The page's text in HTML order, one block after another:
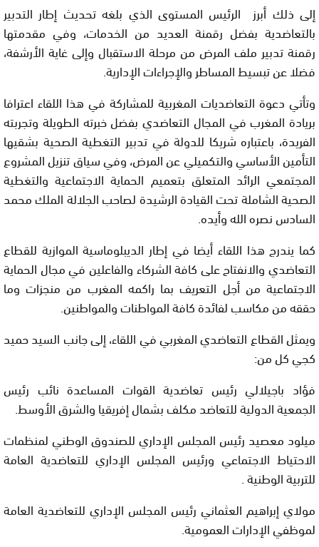
إلى ذلك أبرز الرئيس المستوى الذي بلغه تحديث إطار التدبير
بالتعاضدية بفضل رقمنة العديد من الخدمات، وفي مقدمتها
رقمنة تدبير ملف المرض من مرحلة الاستقبال وإلى غاية الأرشفة،
فضلا عن تبسيط المساطر والإجراءات الإدارية.
وتأتي دعوة التعاضديات المغربية للمشاركة في هذا اللقاء اعترافا
بريادة المغرب في المجال التعاضدي بفضل خبرته الطويلة وتجربته
الفريدة، باعتباره شريكا للدولة في تدبير التغطية الصحية بشقيها
التأمين الأساسي والتكميلي عن المرض، وفي سياق تنزيل المشروع
المجتمعي الرائد المتعلق بتعميم الحماية الاجتماعية والتغطية
الصحية الشاملة تحت القيادة الرشيدة لصاحب الجلالة الملك محمد
السادس نصره الله وأيده.
كما يندرج هذا اللقاء أيضا في إطار الديبلوماسية الموازية للقطاع
التعاضدي والانفتاح على كافة الشركاء والفاعلين في مجال الحماية
الاجتماعية من أجل التعريف بما راكمه المغرب من منجزات وما
حققه من مكاسب لفائدة كافة المواطنات والمواطنين.
ويمثل القطاع التعاضدي المغربي في اللقاء، إلى جانب السيد حميد
كجي كل من:
فؤاد باجيلالي رئيس تعاضدية القوات المساعدة نائب رئيس
الجمعية الدولية للتعاضد مكلف بشمال إفريقيا والشرق الأوسط.
ميلود معصيد رئيس المجلس الإداري للصندوق الوطني لمنظمات
الاحتياط الاجتماعي ورئيس المجلس الإداري للتعاضدية العامة
للتربية الوطنية .
مولاي إبراهيم العثماني رئيس المجلس الإداري للتعاضدية العامة
لموظفي الإدارات العمومية.